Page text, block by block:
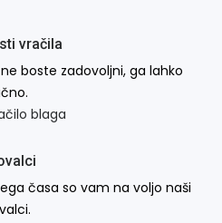
vračila
boste zadovoljni, ga lahko
blaga
časa so vam na voljo naši